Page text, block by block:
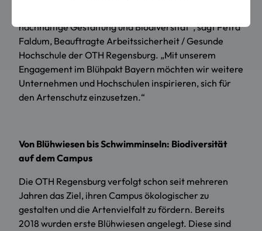
nachhaltige Gestaltung und Biodiversität“, sagt Petra
Faldum, Beauftragte Arbeitssicherheit / Gesunde
Hochschule der OTH Regensburg. „Mit unserem
Engagement im Blühpakt Bayern möchten wir weitere
Unternehmen und Hochschulen inspirieren, sich für
den Artenschutz einzusetzen.“
Von Blühwiesen bis Schwimminseln: Biodiversität
auf dem Campus
Die OTH Regensburg verfolgt schon seit mehreren
Jahren das Ziel, ihren Campus ökologischer zu
gestalten und die Artenvielfalt zu fördern. Bereits
2018 wurden erste Blühwiesen angelegt. Diese sind